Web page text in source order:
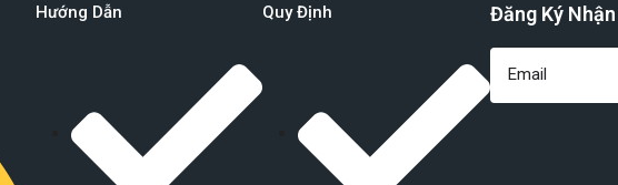
Hướng Dẫn Quy Định Đăng Ký